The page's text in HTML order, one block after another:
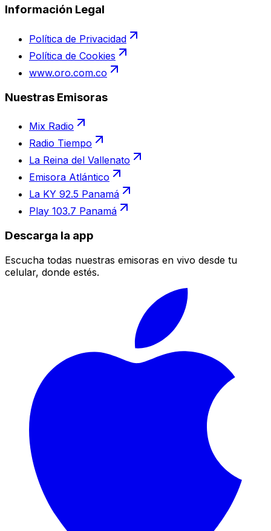
Información Legal
Política de Privacidad
Política de Cookies
www.oro.com.co
Nuestras Emisoras
Mix Radio
Radio Tiempo
La Reina del Vallenato
Emisora Atlántico
La KY 92.5 Panamá
Play 103.7 Panamá
Descarga la app
Escucha todas nuestras emisoras en vivo desde tu
celular, donde estés.